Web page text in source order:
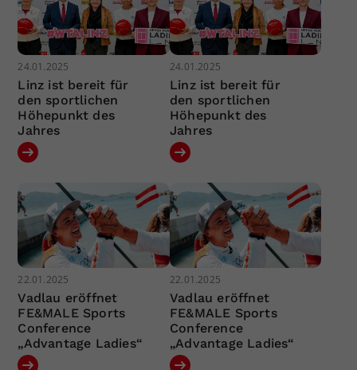
24.01.2025
Linz ist bereit für
den sportlichen
Höhepunkt des
Jahres
24.01.2025
Linz ist bereit für
den sportlichen
Höhepunkt des
Jahres
22.01.2025
Vadlau eröffnet
FE&MALE Sports
Conference
„Advantage Ladies“
22.01.2025
Vadlau eröffnet
FE&MALE Sports
Conference
„Advantage Ladies“